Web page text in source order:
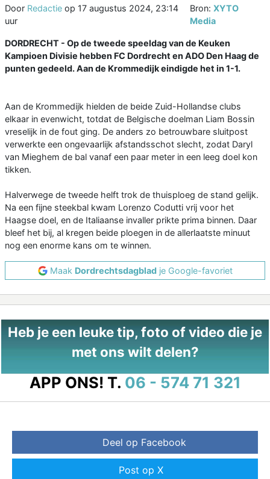
Door Redactie op 17 augustus 2024, 23:14
uur
Bron:XYTO
Media
DORDRECHT - Op de tweede speeldag van de Keuken
Kampioen Divisie hebben FC Dordrecht en ADO Den Haag de
punten gedeeld. Aan de Krommedijk eindigde het in 1-1.
Aan de Krommedijk hielden de beide Zuid-Hollandse clubs
elkaar in evenwicht, totdat de Belgische doelman Liam Bossin
vreselijk in de fout ging. De anders zo betrouwbare sluitpost
verwerkte een ongevaarlijk afstandsschot slecht, zodat Daryl
van Mieghem de bal vanaf een paar meter in een leeg doel kon
tikken.
Halverwege de tweede helft trok de thuisploeg de stand gelijk.
Na een fijne steekbal kwam Lorenzo Codutti vrij voor het
Haagse doel, en de Italiaanse invaller prikte prima binnen. Daar
bleef het bij, al kregen beide ploegen in de allerlaatste minuut
nog een enorme kans om te winnen.
Maak Dordrechtsdagbladje Google-favoriet
Heb je een leuke tip, foto of video die je
met ons wilt delen?
APP ONS! T. 06 - 574 71 321
Deel op Facebook
Post op X